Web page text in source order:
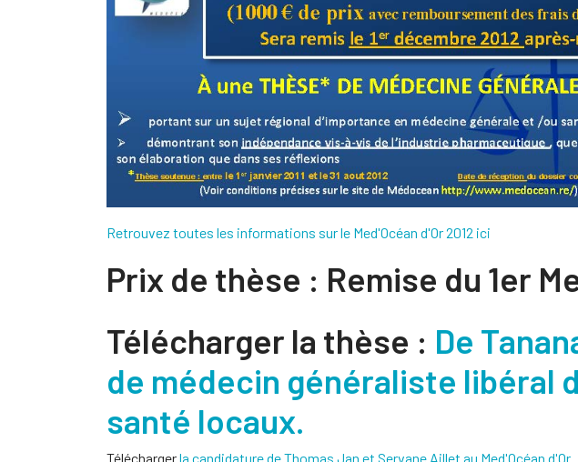
Retrouvez toutes les informations sur le Med'Océan d'Or 2012 ici
Prix de thèse : Remise du 1er
Télécharger la thèse : De
de médecin généraliste libéral
santé locaux.
Téléchargerla candidature de Thomas Jan et Servane Aillet au Med'Océan d'Or